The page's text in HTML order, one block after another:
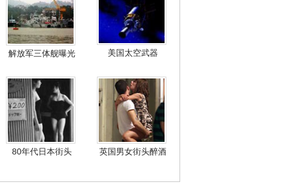
解放军三体舰曝光 美国太空武器
80年代日本街头 英国男女街头醉酒